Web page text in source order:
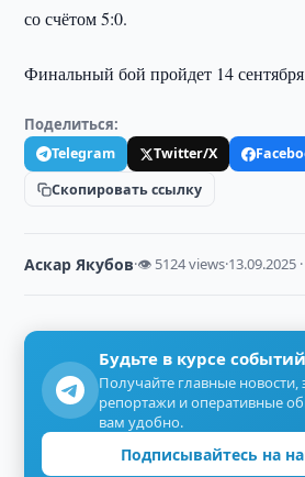
со счётом 5:0.
Финальный бой пройдет 14
Поделиться:
Telegram Twitter/X
Скопировать ссылку
Аскар Якубов·👁 5124 views·13.09.2025
Будьте в курсе событий
Получайте главные
репортажи и оперативные
вам удобно.
Подписывайтесь на